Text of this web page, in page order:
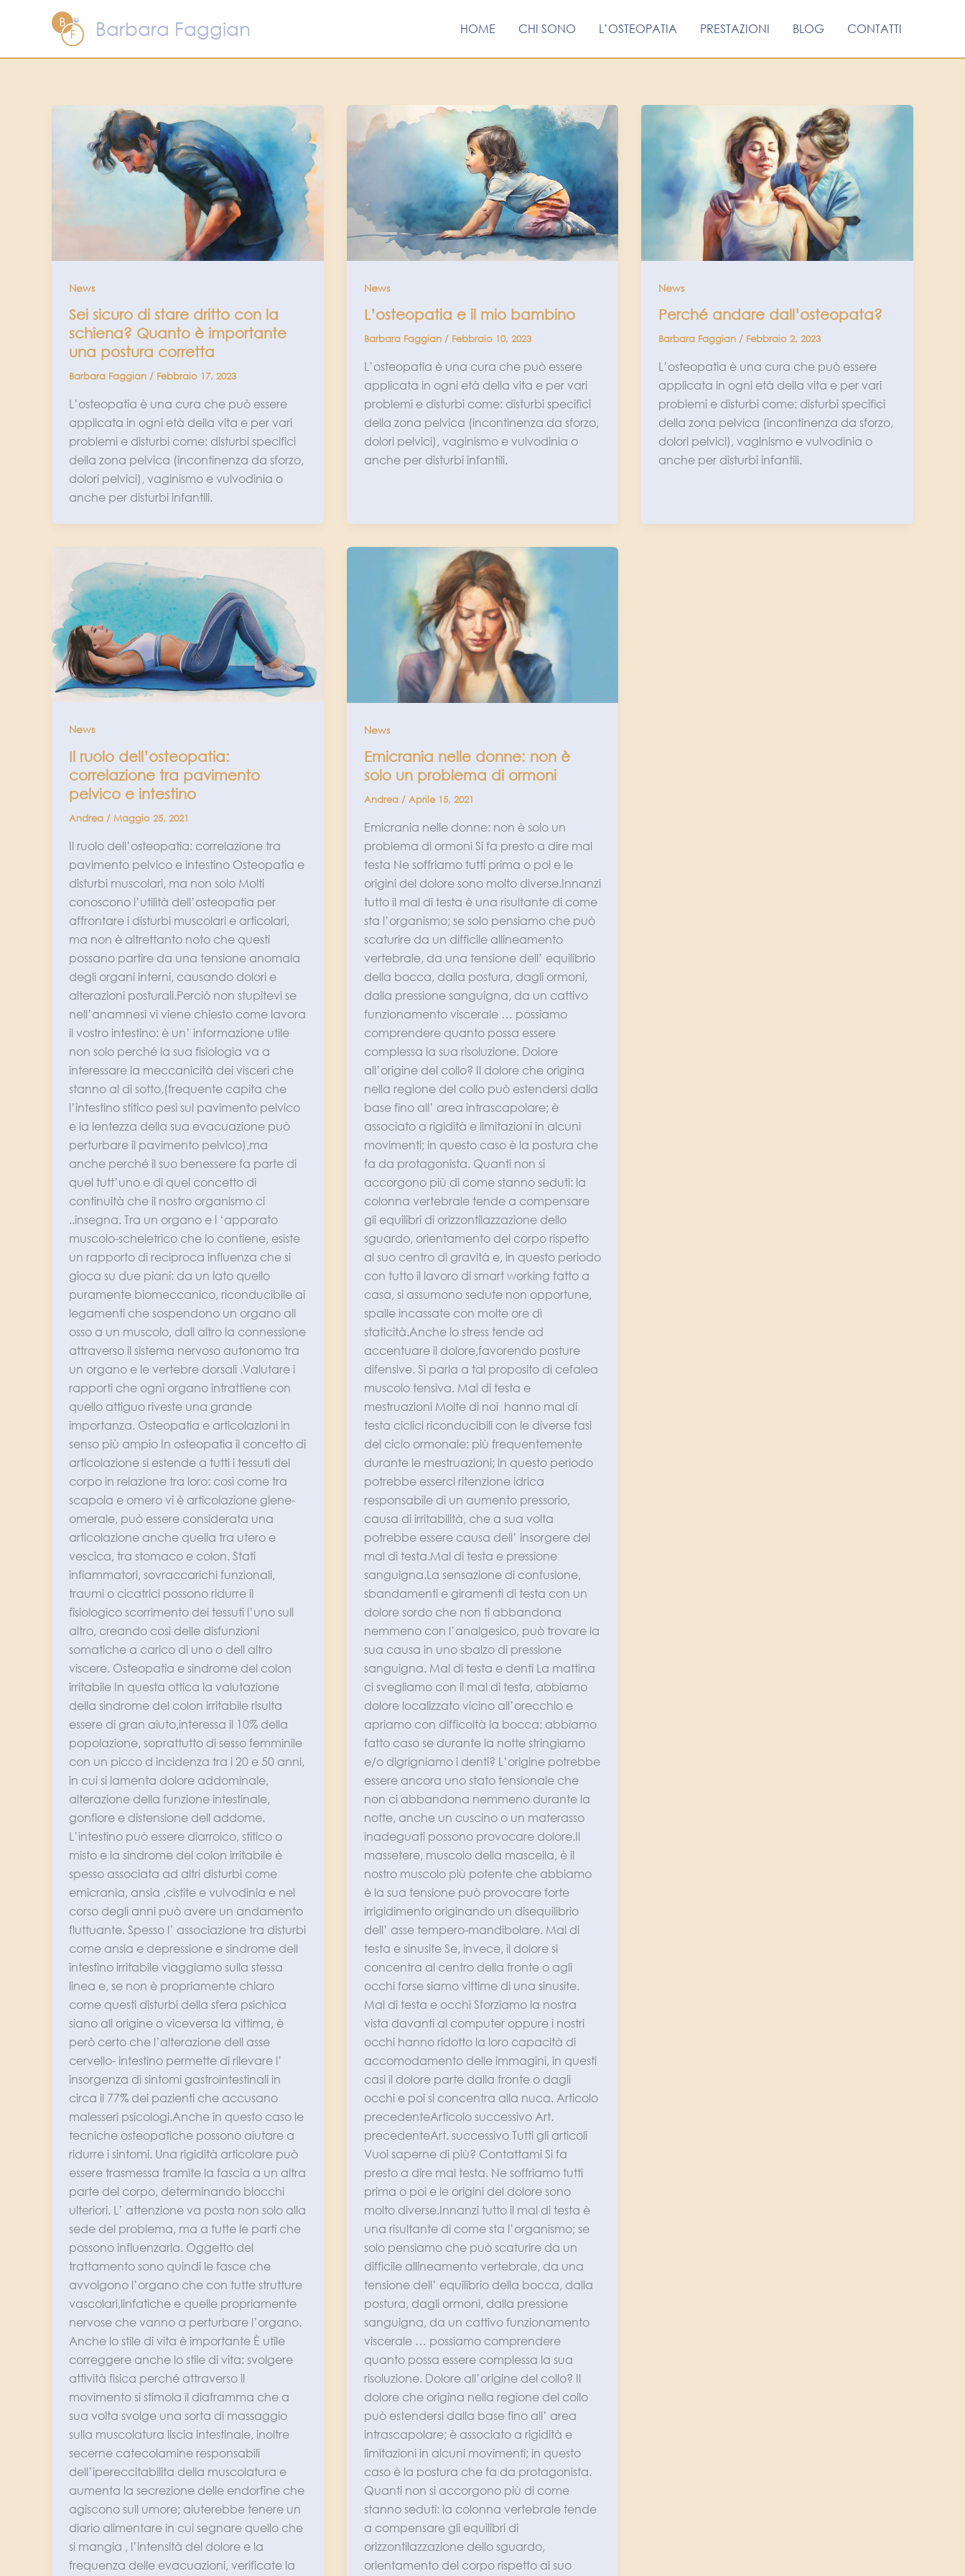
Barbara Faggian HOME CHI SONO L’OSTEOPATIA PRESTAZIONI BLOG CONTATTI
News
Sei sicuro di stare dritto con la
schiena? Quanto è importante
una postura corretta
Barbara Faggian / Febbraio 17, 2023
L’osteopatia è una cura che può essere
applicata in ogni età della vita e per vari
problemi e disturbi come: disturbi specifici
della zona pelvica (incontinenza da sforzo,
dolori pelvici), vaginismo e vulvodinia o
anche per disturbi infantili.
News
L’osteopatia e il mio bambino
Barbara Faggian / Febbraio 10, 2023
L’osteopatia è una cura che può essere
applicata in ogni età della vita e per vari
problemi e disturbi come: disturbi specifici
della zona pelvica (incontinenza da sforzo,
dolori pelvici), vaginismo e vulvodinia o
anche per disturbi infantili.
News
Perché andare dall’osteopata?
Barbara Faggian / Febbraio 2, 2023
L’osteopatia è una cura che può essere
applicata in ogni età della vita e per vari
problemi e disturbi come: disturbi specifici
della zona pelvica (incontinenza da sforzo,
dolori pelvici), vaginismo e vulvodinia o
anche per disturbi infantili.
News
Il ruolo dell’osteopatia:
correlazione tra pavimento
pelvico e intestino
Andrea / Maggio 25, 2021
Il ruolo dell’osteopatia: correlazione tra
pavimento pelvico e intestino Osteopatia e
disturbi muscolari, ma non solo Molti
conoscono l’utilità dell’osteopatia per
affrontare i disturbi muscolari e articolari,
ma non è altrettanto noto che questi
possano partire da una tensione anomala
degli organi interni, causando dolori e
alterazioni posturali.Perciò non stupitevi se
nell’anamnesi vi viene chiesto come lavora
il vostro intestino: è un’ informazione utile
non solo perché la sua fisiologia va a
interessare la meccanicità dei visceri che
stanno al di sotto,(frequente capita che
l’intestino stitico pesi sul pavimento pelvico
e la lentezza della sua evacuazione può
perturbare il pavimento pelvico),ma
anche perché il suo benessere fa parte di
quel tutt’uno e di quel concetto di
continuità che il nostro organismo ci
..insegna. Tra un organo e l ‘apparato
muscolo-scheletrico che lo contiene, esiste
un rapporto di reciproca influenza che si
gioca su due piani: da un lato quello
puramente biomeccanico, riconducibile ai
legamenti che sospendono un organo all
osso a un muscolo, dall altro la connessione
attraverso il sistema nervoso autonomo tra
un organo e le vertebre dorsali .Valutare i
rapporti che ogni organo intrattiene con
quello attiguo riveste una grande
importanza. Osteopatia e articolazioni in
senso più ampio In osteopatia il concetto di
articolazione si estende a tutti i tessuti del
corpo in relazione tra loro: così come tra
scapola e omero vi è articolazione glene-
omerale, può essere considerata una
articolazione anche quella tra utero e
vescica, tra stomaco e colon. Stati
infiammatori, sovraccarichi funzionali,
traumi o cicatrici possono ridurre il
fisiologico scorrimento dei tessuti l’uno sull
altro, creando così delle disfunzioni
somatiche a carico di uno o dell altro
viscere. Osteopatia e sindrome del colon
irritabile In questa ottica la valutazione
della sindrome del colon irritabile risulta
essere di gran aiuto,interessa il 10% della
popolazione, soprattutto di sesso femminile
con un picco d incidenza tra i 20 e 50 anni,
in cui si lamenta dolore addominale,
alterazione della funzione intestinale,
gonfiore e distensione dell addome.
L’intestino può essere diarroico, stitico o
misto e la sindrome del colon irritabile è
spesso associata ad altri disturbi come
emicrania, ansia ,cistite e vulvodinia e nel
corso degli anni può avere un andamento
fluttuante. Spesso l’ associazione tra disturbi
come ansia e depressione e sindrome dell
intestìno irritabile viaggiamo sulla stessa
linea e, se non è propriamente chiaro
come questi disturbi della sfera psichica
siano all origine o viceversa la vittima, è
però certo che l’alterazione dell asse
cervello- intestino permette di rilevare l’
insorgenza di sintomi gastrointestinali in
circa il 77% dei pazienti che accusano
malesseri psicologi.Anche in questo caso le
tecniche osteopatiche possono aiutare a
ridurre i sintomi. Una rigidità articolare può
essere trasmessa tramite la fascia a un altra
parte del corpo, determinando blocchi
ulteriori. L’ attenzione va posta non solo alla
sede del problema, ma a tutte le parti che
possono influenzarla. Oggetto del
trattamento sono quindi le fasce che
avvolgono l’organo che con tutte strutture
vascolari,linfatiche e quelle propriamente
nervose che vanno a perturbare l’organo.
Anche lo stile di vita è importante È utile
correggere anche lo stile di vita: svolgere
attività fisica perché attraverso il
movimento si stimola il diaframma che a
sua volta svolge una sorta di massaggio
sulla muscolatura liscia intestinale, inoltre
secerne catecolamine responsabili
dell’ipereccitabilita della muscolatura e
aumenta la secrezione delle endorfine che
agiscono sull umore; aiuterebbe tenere un
diario alimentare in cui segnare quello che
si mangia , l’intensità del dolore e la
frequenza delle evacuazioni, verificate la
News
Emicrania nelle donne: non è
solo un problema di ormoni
Andrea / Aprile 15, 2021
Emicrania nelle donne: non è solo un
problema di ormoni Si fa presto a dire mal
testa Ne soffriamo tutti prima o poi e le
origini del dolore sono molto diverse.Innanzi
tutto il mal di testa è una risultante di come
sta l’organismo; se solo pensiamo che può
scaturire da un difficile allineamento
vertebrale, da una tensione dell’ equilibrio
della bocca, dalla postura, dagli ormoni,
dalla pressione sanguigna, da un cattivo
funzionamento viscerale … possiamo
comprendere quanto possa essere
complessa la sua risoluzione. Dolore
all’origine del collo? Il dolore che origina
nella regione del collo può estendersi dalla
base fino all’ area intrascapolare; è
associato a rigidità e limitazioni in alcuni
movimenti; in questo caso è la postura che
fa da protagonista. Quanti non si
accorgono più di come stanno seduti: la
colonna vertebrale tende a compensare
gli equilibri di orizzontilazzazione dello
sguardo, orientamento del corpo rispetto
al suo centro di gravità e, in questo periodo
con tutto il lavoro di smart working fatto a
casa, si assumono sedute non opportune,
spalle incassate con molte ore dì
staticità.Anche lo stress tende ad
accentuare il dolore,favorendo posture
difensive. Si parla a tal proposito di cefalea
muscolo tensiva. Mal di testa e
mestruazioni Molte di noi hanno mal di
testa ciclici riconducibili con le diverse fasi
del ciclo ormonale: più frequentemente
durante le mestruazioni; in questo periodo
potrebbe esserci ritenzione idrica
responsabile di un aumento pressorio,
causa di irritabilità, che a sua volta
potrebbe essere causa dell’ insorgere del
mal di testa.Mal di testa e pressione
sanguigna.La sensazione di confusione,
sbandamenti e giramenti di testa con un
dolore sordo che non ti abbandona
nemmeno con l’analgesico, può trovare la
sua causa in uno sbalzo di pressione
sanguigna. Mal di testa e denti La mattina
ci svegliamo con il mal di testa, abbiamo
dolore localizzato vicino all’orecchio e
apriamo con difficoltà la bocca: abbiamo
fatto caso se durante la notte stringiamo
e/o digrigniamo i denti? L’origine potrebbe
essere ancora uno stato tensionale che
non ci abbandona nemmeno durante la
notte, anche un cuscino o un materasso
inadeguati possono provocare dolore.Il
massetere, muscolo della mascella, è il
nostro muscolo più potente che abbiamo
è la sua tensione può provocare forte
irrigidimento originando un disequilibrio
dell’ asse tempero-mandibolare. Mal di
testa e sinusite Se, invece, il dolore si
concentra al centro della fronte o agli
occhi forse siamo vittime di una sinusite.
Mal di testa e occhi Sforziamo la nostra
vista davanti al computer oppure i nostri
occhi hanno ridotto la loro capacità di
accomodamento delle immagini, in questi
casi il dolore parte dalla fronte o dagli
occhi e poi si concentra alla nuca. Articolo
precedenteArticolo successivo Art.
precedenteArt. successivo Tutti gli articoli
Vuoi saperne di più? Contattami Si fa
presto a dire mal testa. Ne soffriamo tutti
prima o poi e le origini del dolore sono
molto diverse.Innanzi tutto il mal di testa è
una risultante di come sta l’organismo; se
solo pensiamo che può scaturire da un
difficile allineamento vertebrale, da una
tensione dell’ equilibrio della bocca, dalla
postura, dagli ormoni, dalla pressione
sanguigna, da un cattivo funzionamento
viscerale … possiamo comprendere
quanto possa essere complessa la sua
risoluzione. Dolore all’origine del collo? Il
dolore che origina nella regione del collo
può estendersi dalla base fino all’ area
intrascapolare; è associato a rigidità e
limitazioni in alcuni movimenti; in questo
caso è la postura che fa da protagonista.
Quanti non si accorgono più di come
stanno seduti: la colonna vertebrale tende
a compensare gli equilibri di
orizzontilazzazione dello sguardo,
orientamento del corpo rispetto al suo